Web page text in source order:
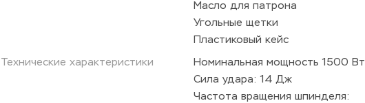
Масло для патрона
Угольные щетки
Пластиковый кейс
Технические характеристики
Номинальная мощность 1500 Вт
Сила удара: 14 Дж
Частота вращения шпинделя: